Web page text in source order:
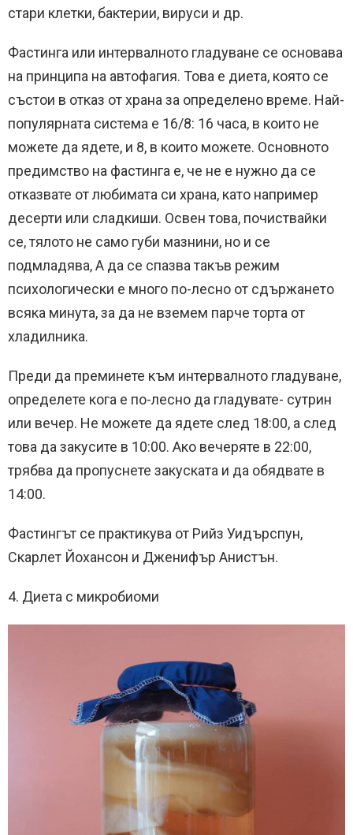
стари клетки, бактерии, вируси и др.
Фастинга или интервалното гладуване се основава
на принципа на автофагия. Това е диета, която се
състои в отказ от храна за определено време. Най-
популярната система е 16/8: 16 часа, в които не
можете да ядете, и 8, в които можете. Основното
предимство на фастинга е, че не е нужно да се
отказвате от любимата си храна, като например
десерти или сладкиши. Освен това, почиствайки
се, тялото не само губи мазнини, но и се
подмладява, А да се спазва такъв режим
психологически е много по-лесно от сдържането
всяка минута, за да не вземем парче торта от
хладилника.
Преди да преминете към интервалното гладуване,
определете кога е по-лесно да гладувате- сутрин
или вечер. Не можете да ядете след 18:00, а след
това да закусите в 10:00. Ако вечеряте в 22:00,
трябва да пропуснете закуската и да обядвате в
14:00.
Фастингът се практикува от Рийз Уидърспун,
Скарлет Йохансон и Дженифър Анистън.
4. Диета с микробиоми